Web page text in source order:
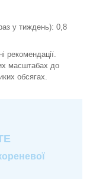
у тиждень): 0,8
рекомендації.
масштабах до
обсягах.